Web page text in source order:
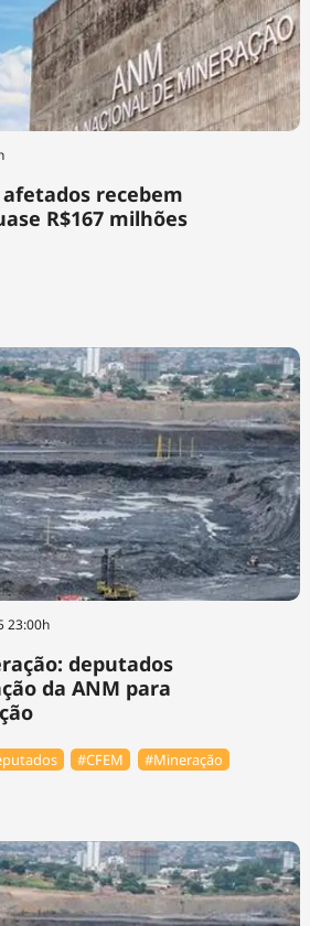
afetados recebem
R$167 milhões
23:00h
deputados
da ANM para
#CFEM #Mineração